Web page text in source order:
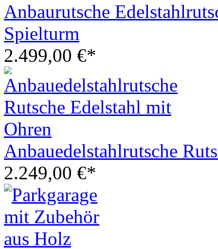
Anbaurutsche
Spielturm
2.499,00 €*
Anbauedelstahlrutsche
2.249,00 €*